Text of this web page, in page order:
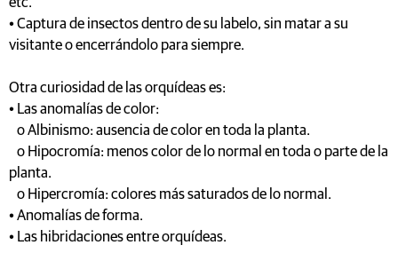
• Captura de insectos dentro de su labelo, sin matar a su
visitante o encerrándolo para siempre.
Otra curiosidad de las orquídeas es:
• Las anomalías de color:
o Albinismo: ausencia de color en toda la planta.
o Hipocromía: menos color de lo normal en toda o parte de la
planta.
o Hipercromía: colores más saturados de lo normal.
• Anomalías de forma.
• Las hibridaciones entre orquídeas.